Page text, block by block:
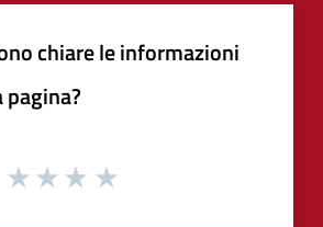
chiare le informazioni
pagina?